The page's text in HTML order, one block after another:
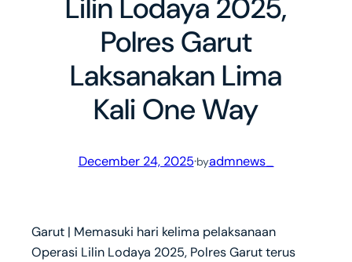
Lilin Lodaya 2025,
Polres Garut
Laksanakan Lima
Kali One Way
December 24, 2025·byadmnews_
Garut | Memasuki hari kelima pelaksanaan
Operasi Lilin Lodaya 2025, Polres Garut terus